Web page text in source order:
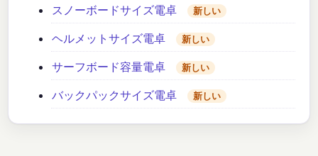
スノーボードサイズ電卓 新しい
ヘルメットサイズ電卓 新しい
サーフボード容量電卓 新しい
バックパックサイズ電卓 新しい